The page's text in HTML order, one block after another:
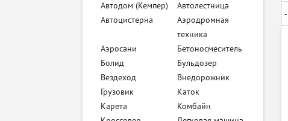
Автодом (Кемпер)
Автолестница
Автоцистерна
Аэродромная
техника
Аэросани
Бетоносмеситель
Болид
Бульдозер
Вездеход
Внедорожник
Грузовик
Каток
Карета
Комбайн